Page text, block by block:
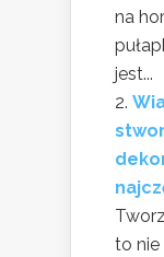
na
jest...
to